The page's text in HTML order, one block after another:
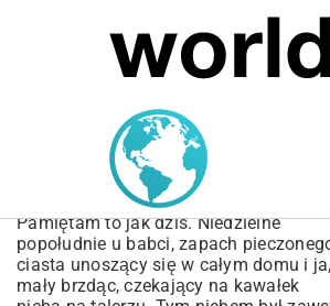
MARIUSZ ŁAMAGA 05.10.2025
Prosty Przepis na Sernik
na Biszkoptach – Idealny
dla Początkujących
Pamiętam to jak dziś. Niedzielne
popołudnie u babci, zapach
ciasta unoszący się w całym domu i ja,
mały brzdąc, czekający na kawałek